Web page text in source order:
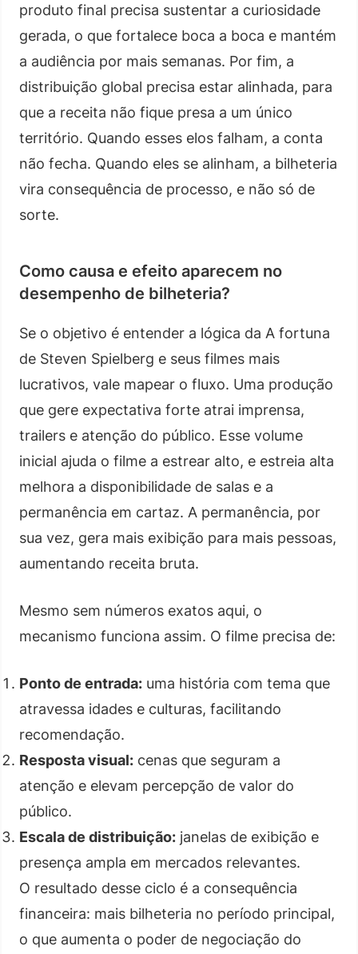
produto final precisa sustentar a curiosidade
gerada, o que fortalece boca a boca e mantém
a audiência por mais semanas. Por fim, a
distribuição global precisa estar alinhada, para
que a receita não fique presa a um único
território. Quando esses elos falham, a conta
não fecha. Quando eles se alinham, a bilheteria
vira consequência de processo, e não só de
sorte.
Como causa e efeito aparecem no
desempenho de bilheteria?
Se o objetivo é entender a lógica da A fortuna
de Steven Spielberg e seus filmes mais
lucrativos, vale mapear o fluxo. Uma produção
que gere expectativa forte atrai imprensa,
trailers e atenção do público. Esse volume
inicial ajuda o filme a estrear alto, e estreia alta
melhora a disponibilidade de salas e a
permanência em cartaz. A permanência, por
sua vez, gera mais exibição para mais pessoas,
aumentando receita bruta.
Mesmo sem números exatos aqui, o
mecanismo funciona assim. O filme precisa de:
Ponto de entrada: uma história com tema que
atravessa idades e culturas, facilitando
recomendação.
Resposta visual: cenas que seguram a
atenção e elevam percepção de valor do
público.
Escala de distribuição: janelas de exibição e
presença ampla em mercados relevantes.
O resultado desse ciclo é a consequência
financeira: mais bilheteria no período principal,
o que aumenta o poder de negociação do